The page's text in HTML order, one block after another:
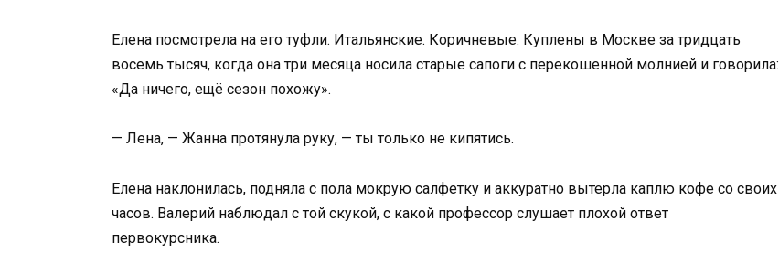
Елена посмотрела на его туфли. Итальянские. Коричневые. Куплены в Москве за тридцать
восемь тысяч, когда она три месяца носила старые сапоги с перекошенной молнией и говорила:
«Да ничего, ещё сезон похожу».
— Лена, — Жанна протянула руку, — ты только не кипятись.
Елена наклонилась, подняла с пола мокрую салфетку и аккуратно вытерла каплю кофе со своих
часов. Валерий наблюдал с той скукой, с какой профессор слушает плохой ответ
первокурсника.